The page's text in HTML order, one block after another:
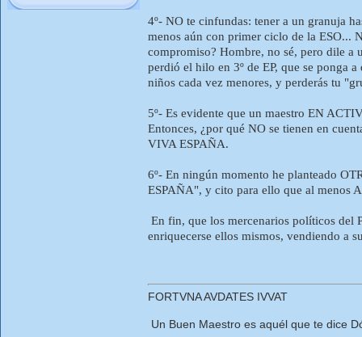
4º- NO te cinfundas: tener a un granuja
menos aún con primer ciclo de la ESO...
compromiso? Hombre, no sé, pero dile a
perdió el hilo en 3º de EP, que se ponga
niños cada vez menores, y perderás tu
5º- Es evidente que un maestro EN
Entonces, ¿por qué NO se tienen en
VIVA ESPAÑA.
6º- En ningún momento he planteado
ESPAÑA", y cito para ello que al menos
En fin, que los mercenarios políticos del
enriquecerse ellos mismos, vendiendo a
FORTVNA AVDATES IVVAT
Un Buen Maestro es aquél que te dice